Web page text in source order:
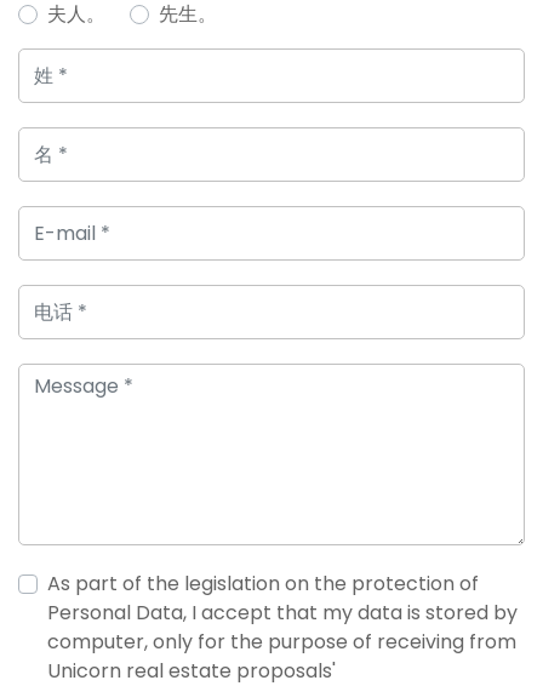
夫人。 先生。
As part of the legislation on the protection of
Personal Data, I accept that my data is stored by
computer, only for the purpose of receiving from
Unicorn real estate proposals'